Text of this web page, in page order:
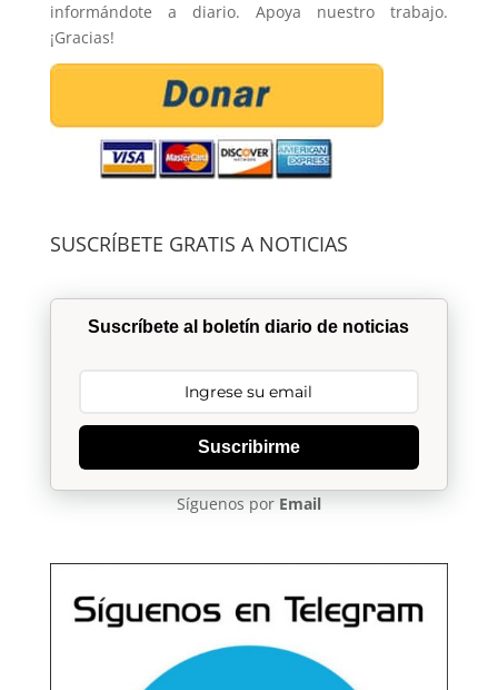
informándote a diario. Apoya nuestro trabajo.
¡Gracias!
SUSCRÍBETE GRATIS A NOTICIAS
Suscríbete al boletín diario de noticias
Suscribirme
Síguenos por Email